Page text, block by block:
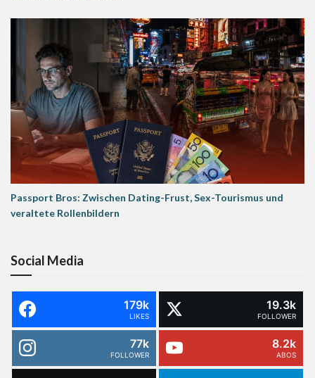
Passport Bros: Zwischen Dating-Frust, Sex-Tourismus und
veraltete Rollenbildern
Social Media
179k
LIKES
19.3k
FOLLOWER
77k
FOLLOWER
8.2k
ABOS